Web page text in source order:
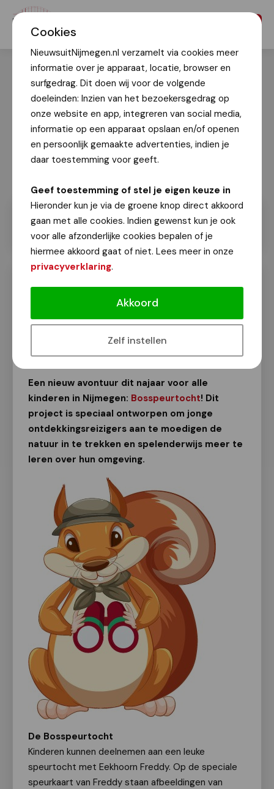
Cookies
NieuwsuitNijmegen.nl verzamelt via cookies meer
informatie over je apparaat, locatie, browser en
surfgedrag. Dit doen wij voor de volgende
doeleinden: Inzien van het bezoekersgedrag op
onze website en app, integreren van social media,
informatie op een apparaat opslaan en/of openen
en persoonlijk gemaakte advertenties, indien je
daar toestemming voor geeft.
Geef toestemming of stel je eigen keuze in
Hieronder kun je via de groene knop direct akkoord
gaan met alle cookies. Indien gewenst kun je ook
voor alle afzonderlijke cookies bepalen of je
hiermee akkoord gaat of niet. Lees meer in onze
privacyverklaring.
Akkoord
Zelf instellen
Kinderen kunnen deelnemen aan een
leuke speurtocht in het bos met
Eekhoorn Freddy
Van onze redactie
9 oktober 2024
Een nieuw avontuur dit najaar voor alle
kinderen in Nijmegen: Bosspeurtocht! Dit
project is speciaal ontworpen om jonge
ontdekkingsreizigers aan te moedigen de
natuur in te trekken en spelenderwijs meer te
leren over hun omgeving.
De Bosspeurtocht
Kinderen kunnen deelnemen aan een leuke
speurtocht met Eekhoorn Freddy. Op de speciale
speurkaart van Freddy staan afbeeldingen van